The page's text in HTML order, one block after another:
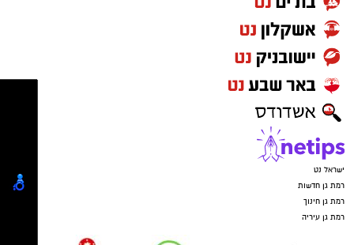
ישראל נט
רמת גן חדשות
רמת גן חינוך
רמת גן עיריה